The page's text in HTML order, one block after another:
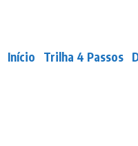
Início Trilha 4 Passos